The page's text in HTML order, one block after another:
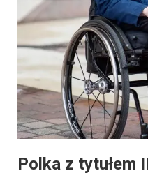
Polka z tytułem